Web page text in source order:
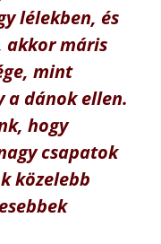
lélekben, és
akkor máris
mint
a dánok ellen.
hogy
csapatok
közelebb